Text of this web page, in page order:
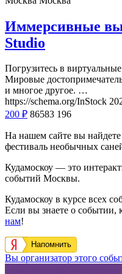
Иммерсивные
Studio
Погрузитесь в
Мировые
и многое другое. …
https://schema.org/InStock
200 ₽ 86583 196
На нашем сайте вы
фестиваль необычных
Кудамоскоу — это
событий Москвы.
Кудамоскоу в курсе всех
Если вы знаете о событии,
нам!
Напомнить
Вы организатор этого